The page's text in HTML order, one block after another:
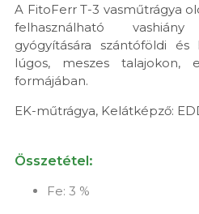
A FitoFerr T-3 vasműtrágya
felhasználható
gyógyítására szántóföldi és
lúgos, meszes talajokon,
formájában.
EK-műtrágya, Kelátképző:
Összetétel:
Fe: 3 %